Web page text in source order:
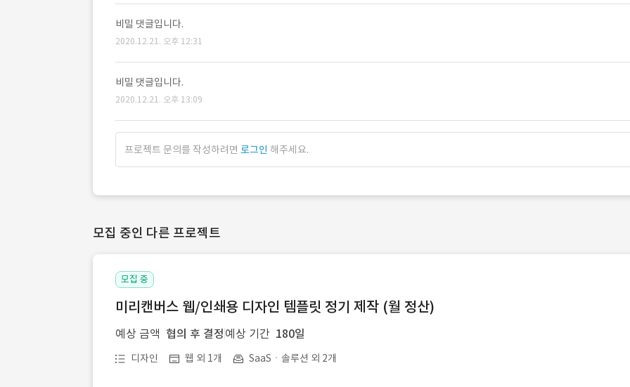
비밀 댓글입니다.
2020.12.21. 오후 12:31
비밀 댓글입니다.
2020.12.21. 오후 13:09
프로젝트 문의를 작성하려면 로그인 해주세요.
모집 중인 다른 프로젝트
모집 중
미리캔버스 웹/인쇄용 디자인 템플릿 정기 제작 (월 정산)
예상 금액 협의 후 결정 예상 기간 180일
디자인 웹 외 1개 SaaSㆍ솔루션 외 2개